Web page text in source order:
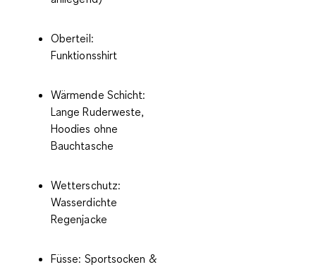
Oberteil:
Funktionsshirt
Wärmende Schicht:
Lange Ruderweste,
Hoodies ohne
Bauchtasche
Wetterschutz:
Wasserdichte
Regenjacke
Füsse: Sportsocken &